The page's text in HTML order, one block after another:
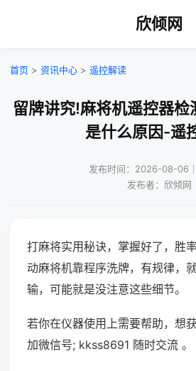
欣倾网
首页 > 资讯中心 > 遥控解读
留牌讲究!麻将机遥控器检
是什么原因-遥
发布时间：2026-08-06
发布者：欣倾网
打麻将实用秘诀，掌握好了，胜
动麻将机靠程序洗牌，有规律，
输，可能就是没注意这些细节。
若你在仪器使用上需要帮助，想
加微信号; kkss8691 随时交流 。